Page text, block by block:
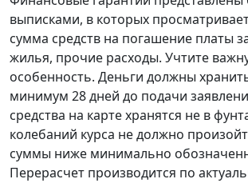
выписками, в которых
сумма средств на погашение платы
жилья, прочие расходы. Учтите
особенность. Деньги должны
минимум 28дней до подачи
средства на картехранятся не в
колебаний курса недолжно
суммы ниже минимально
Перерасчет производится по